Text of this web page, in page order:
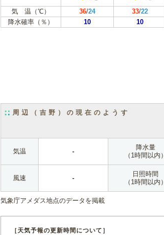
気 温（℃） 36/24 33/22
降水確率（％）
10 10
周辺（吉野）の現在のようす
気温 -
降水量
（1時間以内）
風速 -
日照時間
（1時間以内）
気象庁アメダス地点のデータを掲載
［天気予報の更新時間について］